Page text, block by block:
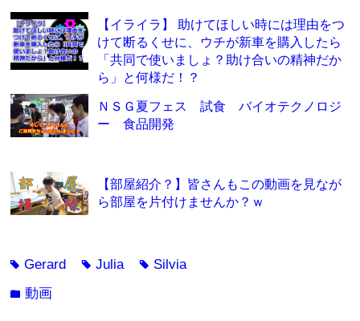
【イライラ】 助けてほしい時には理由をつ
けて断るくせに、ウチが新車を購入したら
「共同で使いましょ？助け合いの精神だか
ら」と何様だ！？
ＮＳＧ夏フェス 試食 バイオテクノロジ
ー 食品開発
【部屋紹介？】皆さんもこの動画を見なが
ら部屋を片付けませんか？ｗ
tagGerard tagJulia tag Silvia
folder動画